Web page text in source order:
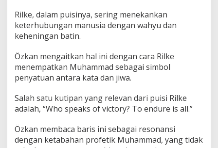
Rilke, dalam puisinya, sering menekankan
keterhubungan manusia dengan wahyu dan
keheningan batin.
Özkan mengaitkan hal ini dengan cara Rilke
menempatkan Muhammad sebagai simbol
penyatuan antara kata dan jiwa.
Salah satu kutipan yang relevan dari puisi Rilke
adalah, “Who speaks of victory? To endure is all.”
Özkan membaca baris ini sebagai resonansi
dengan ketabahan profetik Muhammad, yang tidak